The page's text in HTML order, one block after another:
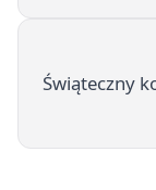
Świąteczny